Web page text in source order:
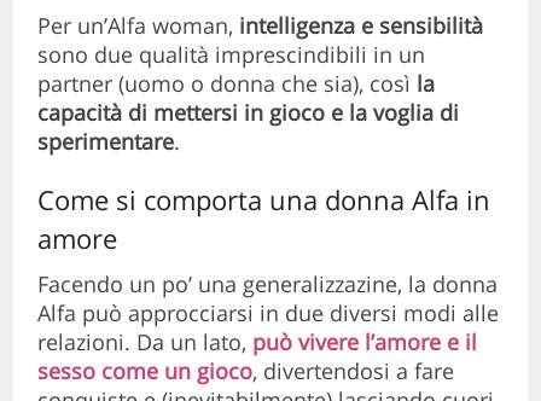
Per un’Alfa woman, intelligenza e sensibilità
sono due qualità imprescindibili in un
partner (uomo o donna che sia), così la
capacità di mettersi in gioco e la voglia di
sperimentare.
Come si comporta una donna Alfa in
amore
Facendo un po’ una generalizzazine, la donna
Alfa può approcciarsi in due diversi modi alle
relazioni. Da un lato, può vivere l’amore e il
sesso come un gioco, divertendosi a fare